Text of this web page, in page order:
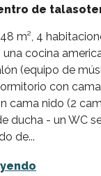
de
m², 4
cocina
(equipo de
con
cama nido (2
ducha - un WC
de...